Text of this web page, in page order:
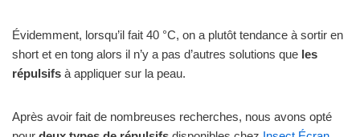
Évidemment, lorsqu’il fait 40 °C, on a plutôt tendance à sortir en
short et en tong alors il n’y a pas d’autres solutions que les
répulsifs à appliquer sur la peau.
Après avoir fait de nombreuses recherches, nous avons opté